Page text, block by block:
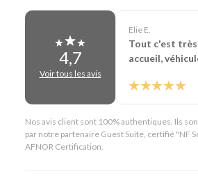
Yon, cette philosophie se traduit par un
personnalisé, un large choix de
pensés pour faciliter votre location :
24h/24 sur demande, livraison de
25 km ou encore location en aller simple.
En résumé - Location de voiture à La
Lieu de prise en charge : La
La Roche-sur-Yon Gare & 69 km
4,7
Voir tous les avis
Elie E.
Tout c'est très
accueil,
Nos avis client sont 100% authentiques. Ils
par notre partenaire Guest Suite, certifié "NF
AFNOR Certification.